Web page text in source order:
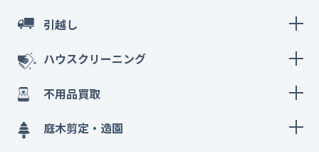
引越し
ハウスクリーニング
不用品買取
庭木剪定・造園